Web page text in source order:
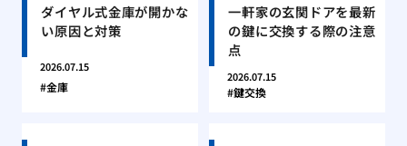
ダイヤル式金庫が開かな
い原因と対策
2026.07.15
金庫
一軒家の玄関ドアを最新
の鍵に交換する際の注意
点
2026.07.15
鍵交換